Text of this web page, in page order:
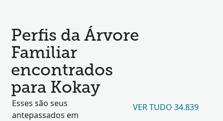
Perfis da Árvore
Familiar
encontrados
para Kokay
Esses são seus
antepassados em
VER TUDO 34.839